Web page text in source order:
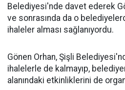
Belediyesi'nde davet ederek
ve sonrasında da o
ihaleler alması sağlanıyordu.
Gönen Orhan, Şişli
ihalelerle de kalmayıp,
alanındaki etkinliklerini de